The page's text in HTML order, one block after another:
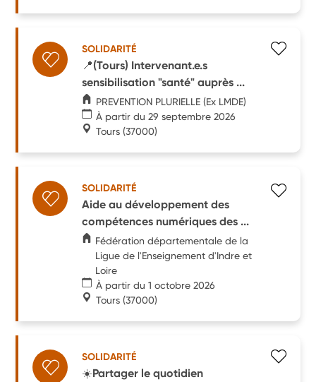
SOLIDARITÉ
📍(Tours) Intervenant.e.s
sensibilisation "santé" auprès ...
PREVENTION PLURIELLE (Ex LMDE)
À partir du 29 septembre 2026
Tours (37000)
SOLIDARITÉ
Aide au développement des
compétences numériques des ...
Fédération départementale de la
Ligue de l'Enseignement d'Indre et
Loire
À partir du 1 octobre 2026
Tours (37000)
SOLIDARITÉ
☀️Partager le quotidien